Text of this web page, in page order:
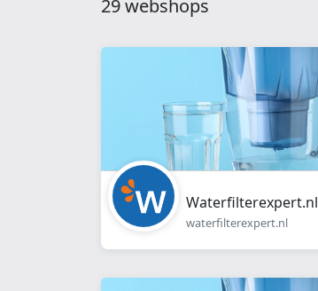
29 webshops
Waterfilterexpert.nl
waterfilterexpert.nl